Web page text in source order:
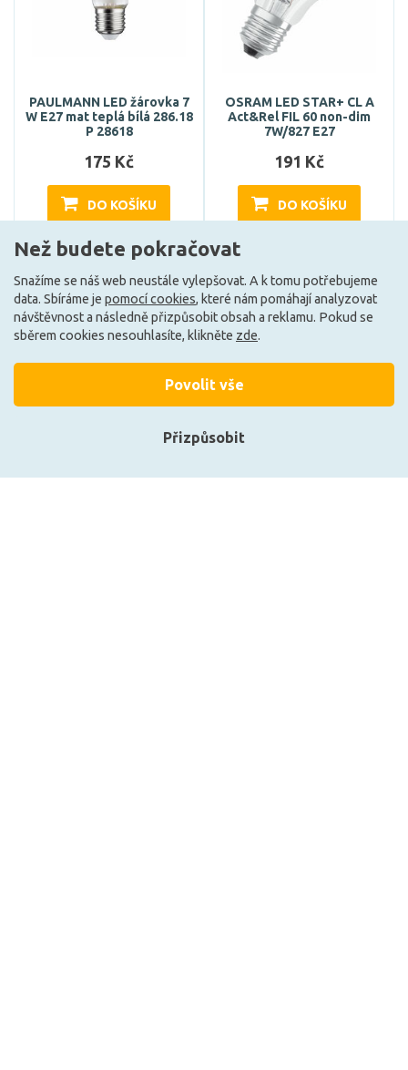
PAULMANN LED žárovka 7
W E27 mat teplá bílá 286.18
P 28618
175 Kč
DO KOŠÍKU
Skladem e-shop (1 ks)
OSRAM LED STAR+ CL A
Act&Rel FIL 60 non-dim
7W/827 E27
191 Kč
DO KOŠÍKU
Může být u Vás 17. 8.
Než budete pokračovat
Snažíme se náš web neustále vylepšovat. A k tomu potřebujeme
data. Sbíráme je pomocí cookies, které nám pomáhají analyzovat
návštěvnost a následně přizpůsobit obsah a reklamu. Pokud se
sběrem cookies nesouhlasíte, klikněte zde.
Přizpůsobit
Povolit vše